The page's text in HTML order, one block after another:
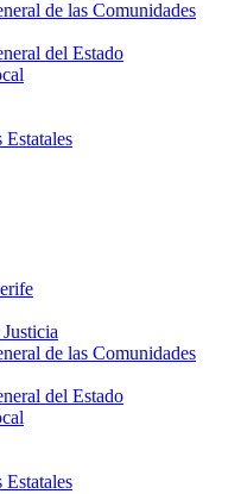
de las Comunidades
del Estado
Estatales
de las Comunidades
del Estado
Estatales